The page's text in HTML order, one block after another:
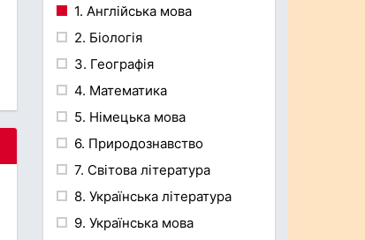
1. Англійська мова
2. Біологія
3. Географія
4. Математика
5. Німецька мова
6. Природознавство
7. Світова література
8. Українська література
9. Українська мова